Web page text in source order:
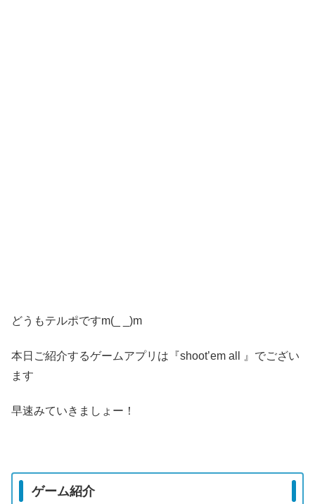
どうもテルポですm(_ _)m
本日ご紹介するゲームアプリは『shoot’em all 』でござい
ます
早速みていきましょー！
ゲーム紹介